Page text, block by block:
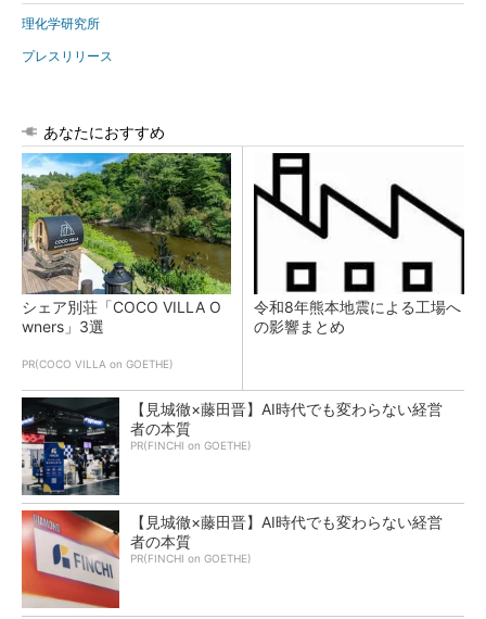
理化学研究所
プレスリリース
あなたにおすすめ
シェア別荘「COCO VILLA O
wners」3選
PR(COCO VILLA on GOETHE)
令和8年熊本地震による工場へ
の影響まとめ
【見城徹×藤田晋】AI時代でも変わらない経営
者の本質
PR(FINCHI on GOETHE)
【見城徹×藤田晋】AI時代でも変わらない経営
者の本質
PR(FINCHI on GOETHE)